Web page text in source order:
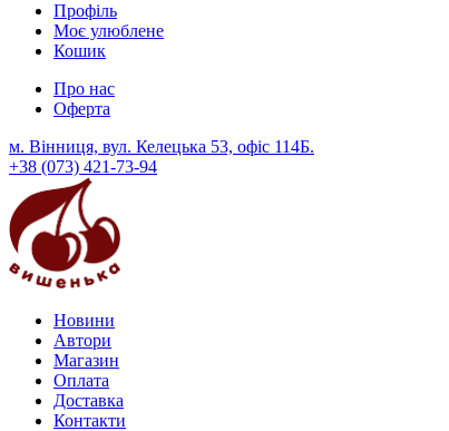
Профіль
Моє улюблене
Кошик
Про нас
Оферта
м. Вінниця, вул. Келецька 53, офіс 114Б.
+38 (073) 421-73-94
Новини
Автори
Магазин
Оплата
Доставка
Контакти